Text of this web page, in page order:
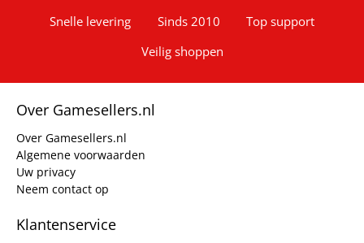
Snelle levering Sinds 2010
Top support
Veilig shoppen
Over Gamesellers.nl
Over Gamesellers.nl
Algemene voorwaarden
Uw privacy
Neem contact op
Klantenservice